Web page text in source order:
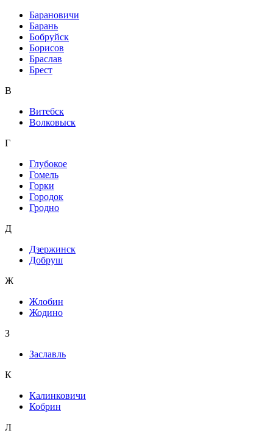
Барановичи
Барань
Бобруйск
Борисов
Браслав
Брест
В
Витебск
Волковыск
Г
Глубокое
Гомель
Горки
Городок
Гродно
Д
Дзержинск
Добруш
Ж
Жлобин
Жодино
З
Заславль
К
Калинковичи
Кобрин
Л